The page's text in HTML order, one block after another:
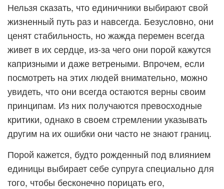
Нельзя сказать, что единичники выбирают свой
жизненный путь раз и навсегда. Безусловно, они
ценят стабильность, но жажда перемен всегда
живет в их сердце, из-за чего они порой кажутся
капризными и даже ветреными. Впрочем, если
посмотреть на этих людей внимательно, можно
увидеть, что они всегда остаются верны своим
принципам. Из них получаются превосходные
критики, однако в своем стремлении указывать
другим на их ошибки они часто не знают границ.
Порой кажется, будто рожденный под влиянием
единицы выбирает себе супруга специально для
того, чтобы бесконечно порицать его,